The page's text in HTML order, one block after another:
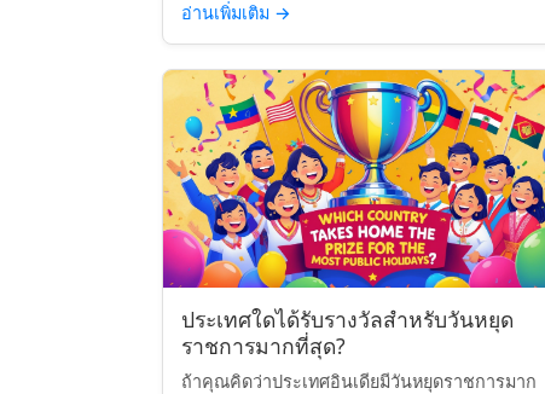
อ่านเพิ่มเติม →
ประเทศใดได้รับรางวัลสำหรับวันหยุด
ราชการมากที่สุด?
ถ้าคุณคิดว่าประเทศอินเดียมีวันหยุดราชการมาก